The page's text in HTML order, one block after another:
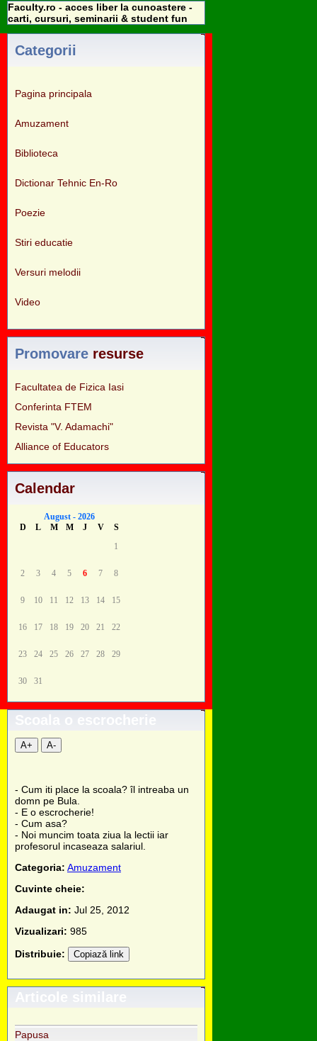
Faculty.ro - acces liber la cunoastere -
carti, cursuri, seminarii & student fun
Categorii
Pagina principala
Amuzament
Biblioteca
Dictionar Tehnic En-Ro
Poezie
Stiri educatie
Versuri melodii
Video
Promovare resurse
Facultatea de Fizica Iasi
Conferinta FTEM
Revista "V. Adamachi"
Alliance of Educators
Calendar
August - 2026
D
L M M J V
S
1
2 3 4 5 6 7 8
9 10 11 12 13 14 15
16 17 18 19 20 21 22
23 24 25 26 27 28 29
30 31
Scoala o escrocherie
A+ A-
- Cum iti place la scoala? îl intreaba un
domn pe Bula.
- E o escrocherie!
- Cum asa?
- Noi muncim toata ziua la lectii iar
profesorul incaseaza salariul.
Categoria: Amuzament
Cuvinte cheie:
Adaugat in: Jul 25, 2012
Vizualizari: 985
Distribuie:
Copiază link
Articole similare
Papusa